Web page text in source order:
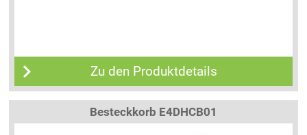
Zu den Produktdetails
Besteckkorb E4DHCB01